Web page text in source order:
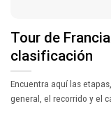
Tour de
clasificación
Encuentra aquí las
general, el recorrido y el